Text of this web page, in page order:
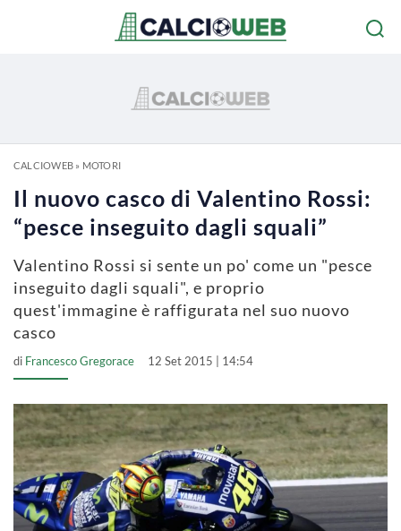
CALCIOWEB» MOTORI
Il nuovo casco di Valentino Rossi:
“pesce inseguito dagli squali”
Valentino Rossi si sente un po' come un "pesce
inseguito dagli squali", e proprio
quest'immagine è raffigurata nel suo nuovo
casco
di Francesco Gregorace 12 Set 2015 | 14:54